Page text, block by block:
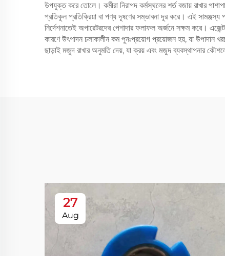
উপযুক্ত করে তোলে। কর্মীরা নিরাপদ কর্মস্থলের শর্ত বজায় রাখার
প্রতিকূল প্রতিক্রিয়া বা পণ্য দূষণের সম্ভাবনা দূর করে। এই সামঞ্জস্য
নির্দেশনাতেই অপারেটরদের পেশাদার ফলাফল অর্জনে সক্ষম করে।
কারণে উৎপাদন চলাকালীন কম পুনঃপ্রয়োগ প্রয়োজন হয়, যা উপাদান
ছাড়াই মজুদ রাখার অনুমতি দেয়, যা ক্রয় এবং মজুদ ব্যবস্থাপনার
27
Aug